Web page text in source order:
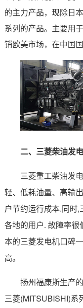
的主力产品，现除日
系列的产品。主要用
销欧美市场，在中国
二、 三菱柴油发
三菱重工柴油发
轻、低耗油量、高输
户节约运行成本.同时
各地的用户. 故障率很
本的三菱发电机口碑
高。
扬州福康斯生产的
三菱(MITSUBISHI)系